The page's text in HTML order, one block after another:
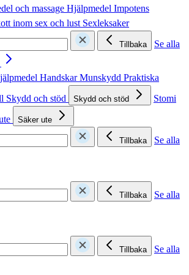
och massage Hjälpmedel Impotens
inom sex och lust Sexleksaker
Tillbaka
Se alla
HandskarMunskydd Praktiska
Skydd och stöd Skydd och stöd
Stomi
Säker ute
Tillbaka
Se alla
Tillbaka
Se alla
Tillbaka
Se alla